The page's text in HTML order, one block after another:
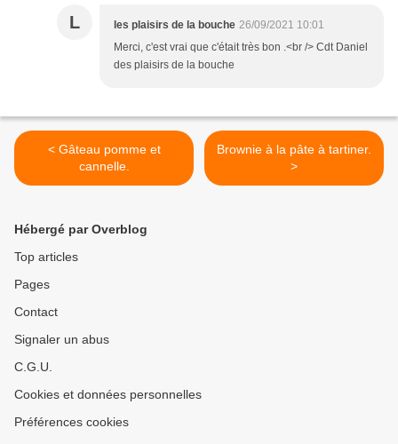
L les plaisirs de la bouche 26/09/2021 10:01
Merci, c'est vrai que c'était très bon .<br /> Cdt Daniel
des plaisirs de la bouche
< Gâteau pomme et
cannelle.
Brownie à la pâte à tartiner.
>
Hébergé par Overblog
Top articles
Pages
Contact
Signaler un abus
C.G.U.
Cookies et données personnelles
Préférences cookies